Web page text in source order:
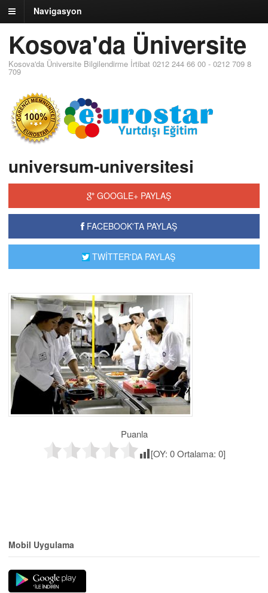
Navigasyon
Kosova'da Üniversite
Kosova'da Üniversite Bilgilendirme İrtibat 0212 244 66 00 - 0212 709 8
709
universum-universitesi
GOOGLE+ PAYLAŞ
FACEBOOK'TA PAYLAŞ
TWİTTER'DA PAYLAŞ
Puanla
[OY: 0Ortalama: 0]
Mobil Uygulama